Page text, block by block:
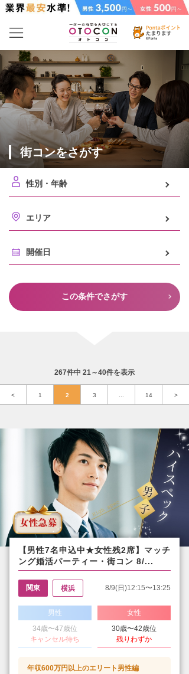
街コンをさがす
性別・年齢
エリア
開催日
この条件でさがす
267件中 21～40件を表示
< 1 2 3 14 >
【男性7名申込中★女性残2席】マッチ
ング婚活パーティー・街コン 8/...
関東 横浜 8/9(日)12:15〜13:25
男性
34歳〜47歳位
キャンセル待ち
女性
30歳〜42歳位
残りわずか
年収600万円以上のエリート男性編